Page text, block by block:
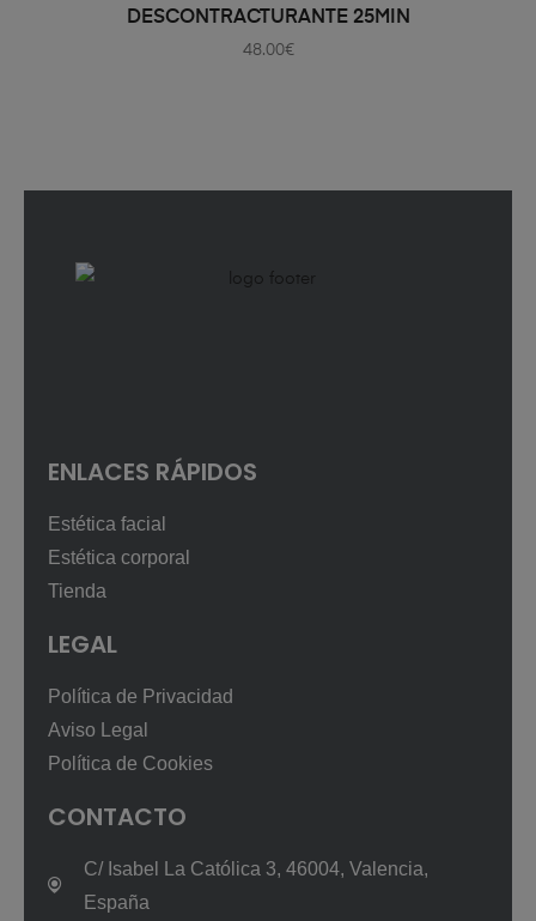
AÑADIR AL CARRITO
DESCONTRACTURANTE 25MIN
48.00€
ENLACES RÁPIDOS
Estética facial
Estética corporal
Tienda
LEGAL
Política de Privacidad
Aviso Legal
Política de Cookies
CONTACTO
C/ Isabel La Católica 3, 46004, Valencia,
España